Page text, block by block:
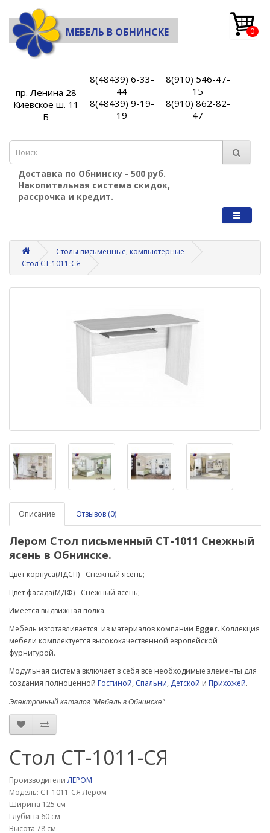
МЕБЕЛЬ В ОБНИНСКЕ 0
пр. Ленина 28
Киевское ш. 11
Б
8(48439) 6-33-
44
8(48439) 9-19-
19
8(910) 546-47-
15
8(910) 862-82-
47
Доставка по Обнинску - 500 руб.
Накопительная система скидок,
рассрочка и кредит.
Столы письменные, компьютерные
Стол СТ-1011-СЯ
Описание Отзывов (0)
Лером Стол письменный СТ-1011 Снежный
ясень в Обнинске.
Цвет корпуса(ЛДСП) - Снежный ясень;
Цвет фасада(МДФ) - Снежный ясень;
Имеется выдвижная полка.
Мебель изготавливается из материалов компании Egger. Коллекция
мебели комплектуется высококачественной европейской
фурнитурой.
Модульная система включает в себя все необходимые элементы для
создания полноценной Гостиной, Спальни, Детской и Прихожей.
Электронный каталог "Мебель в Обнинске"
Стол СТ-1011-СЯ
ПроизводителиЛЕРОМ
Модель: СТ-1011-СЯ Лером
Ширина 125 см
Глубина 60 см
Высота 78 см